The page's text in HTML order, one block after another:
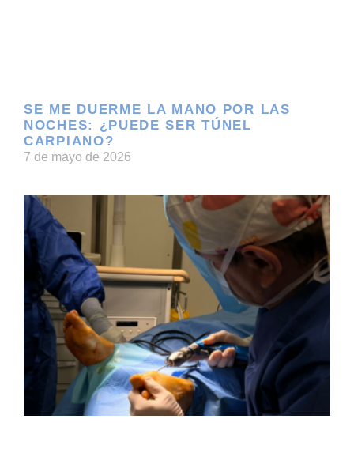
SE ME DUERME LA MANO POR LAS
NOCHES: ¿PUEDE SER TÚNEL
CARPIANO?
7 de mayo de 2026